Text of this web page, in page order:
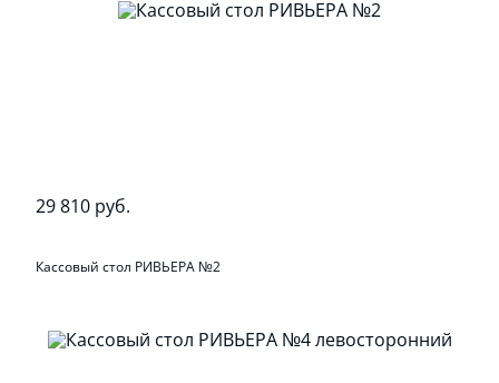
29 810 руб.
Кассовый стол РИВЬЕРА №2